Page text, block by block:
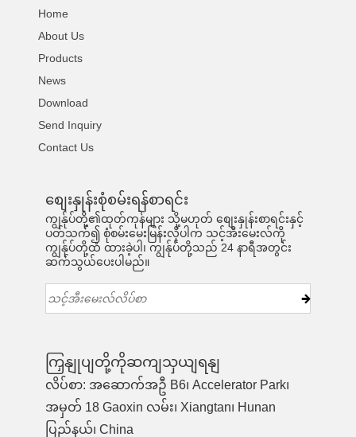
Home
About Us
Products
News
Download
Send Inquiry
Contact Us
စျေးနှုန်းစုံစမ်းရန်စာရင်း
ကျွန်ုပ်တို့၏ထုတ်ကုန်များ သို့မဟုတ် စျေးနှုန်းစာရင်းနှင့်
ပတ်သက်၍ စုံစမ်းမေးမြန်းလိုပါက သင့်အီးမေးလ်ကို
ကျွန်ုပ်တို့ထံ ထားခဲ့ပါ၊ ကျွန်ုပ်တို့သည် 24 နာရီအတွင်း
ဆက်သွယ်ပေးပါမည်။
ကြှနျုပျတို့ကိုဆကျသှယျရနျ
လိပ်စာ: အဆောက်အဦ B6၊ Accelerator Park၊
အမှတ် 18 Gaoxin လမ်း၊ Xiangtan၊ Hunan
ပြည်နယ်၊ China